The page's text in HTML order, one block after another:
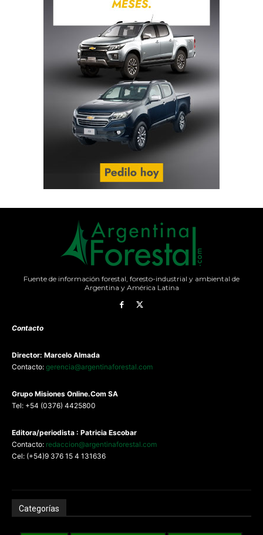
Fuente de información forestal, foresto-industrial y ambiental de
Argentina y América Latina
Contacto
Director: Marcelo Almada
Contacto: gerencia@argentinaforestal.com
Grupo Misiones Online.Com SA
Tel: +54 (0376) 4425800
Editora/periodista : Patricia Escobar
Contacto: redaccion@argentinaforestal.com
Cel: (+54)9 376 15 4 131636
Categorías